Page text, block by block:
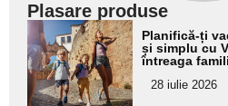
Plasare produse
Adaugă
aici textul
pentru
subtitlu
Planifică-ți
și simplu cu
întreaga
28 iulie 2026